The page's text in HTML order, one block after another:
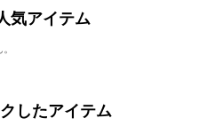
気アイテム
したアイテム